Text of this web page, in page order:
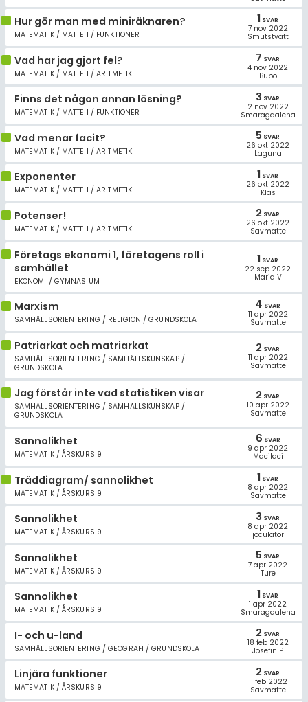
Hur gör man med miniräknaren?
MATEMATIK / MATTE 1 / FUNKTIONER
1 SVAR
7 nov 2022
Smutstvätt
Vad har jag gjort fel?
MATEMATIK / MATTE 1 / ARITMETIK
7 SVAR
4 nov 2022
Bubo
Finns det någon annan lösning?
MATEMATIK / MATTE 1 / FUNKTIONER
3 SVAR
2 nov 2022
Smaragdalena
Vad menar facit?
MATEMATIK / MATTE 1 / ARITMETIK
5 SVAR
26 okt 2022
Laguna
Exponenter
MATEMATIK / MATTE 1 / ARITMETIK
1 SVAR
26 okt 2022
Klas
Potenser!
MATEMATIK / MATTE 1 / ARITMETIK
2 SVAR
26 okt 2022
Savmatte
Företags ekonomi 1, företagens roll i
samhället
EKONOMI / GYMNASIUM
1 SVAR
22 sep 2022
Maria V
Marxism
SAMHÄLLSORIENTERING / RELIGION / GRUNDSKOLA
4 SVAR
11 apr 2022
Savmatte
Patriarkat och matriarkat
SAMHÄLLSORIENTERING / SAMHÄLLSKUNSKAP /
GRUNDSKOLA
2 SVAR
11 apr 2022
Savmatte
Jag förstår inte vad statistiken visar
SAMHÄLLSORIENTERING / SAMHÄLLSKUNSKAP /
GRUNDSKOLA
2 SVAR
10 apr 2022
Savmatte
Sannolikhet
MATEMATIK / ÅRSKURS 9
6 SVAR
9 apr 2022
Macilaci
Träddiagram/ sannolikhet
MATEMATIK / ÅRSKURS 9
1 SVAR
8 apr 2022
Savmatte
Sannolikhet
MATEMATIK / ÅRSKURS 9
3 SVAR
8 apr 2022
joculator
Sannolikhet
MATEMATIK / ÅRSKURS 9
5 SVAR
7 apr 2022
Ture
Sannolikhet
MATEMATIK / ÅRSKURS 9
1 SVAR
1 apr 2022
Smaragdalena
I- och u-land
SAMHÄLLSORIENTERING / GEOGRAFI / GRUNDSKOLA
2 SVAR
18 feb 2022
Josefin P
Linjära funktioner
MATEMATIK / ÅRSKURS 9
2 SVAR
11 feb 2022
Savmatte